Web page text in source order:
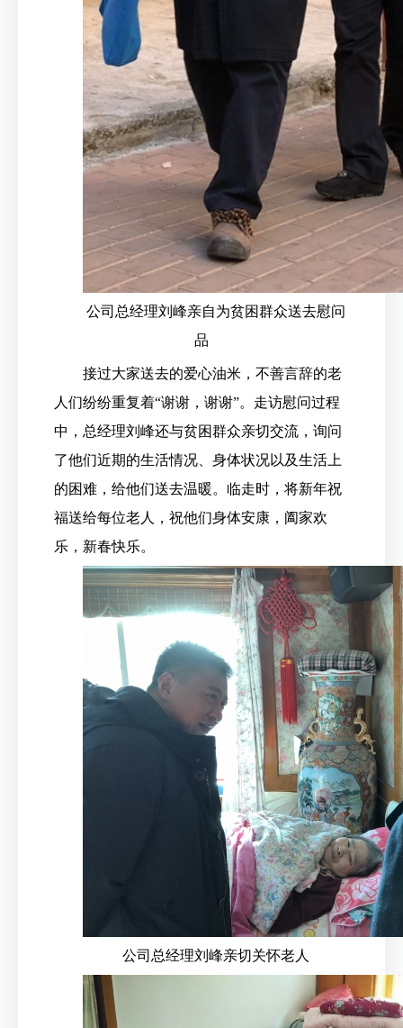
公司总经理刘峰亲自为贫困群众送去慰问
品
接过大家送去的爱心油米，不善言辞的老
人们纷纷重复着“谢谢，谢谢”。走访慰问过程
中，总经理刘峰还与贫困群众亲切交流，询问
了他们近期的生活情况、身体状况以及生活上
的困难，给他们送去温暖。临走时，将新年祝
福送给每位老人，祝他们身体安康，阖家欢
乐，新春快乐。
公司总经理刘峰亲切关怀老人